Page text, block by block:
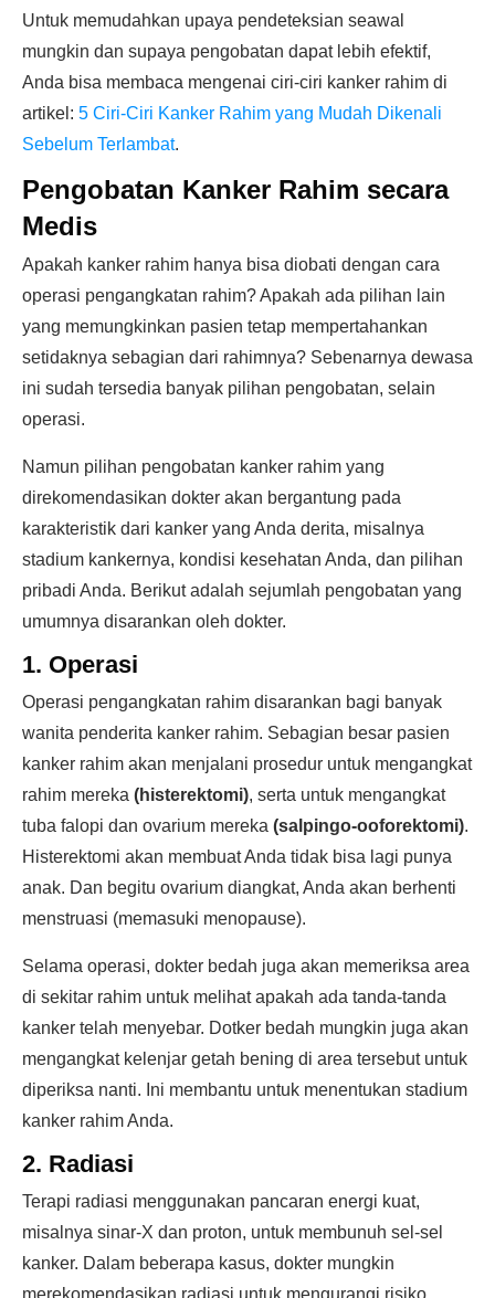
Untuk memudahkan upaya pendeteksian seawal
mungkin dan supaya pengobatan dapat lebih efektif,
Anda bisa membaca mengenai ciri-ciri kanker rahim di
artikel: 5 Ciri-Ciri Kanker Rahim yang Mudah Dikenali
Sebelum Terlambat.
Pengobatan Kanker Rahim secara
Medis
Apakah kanker rahim hanya bisa diobati dengan cara
operasi pengangkatan rahim? Apakah ada pilihan lain
yang memungkinkan pasien tetap mempertahankan
setidaknya sebagian dari rahimnya? Sebenarnya dewasa
ini sudah tersedia banyak pilihan pengobatan, selain
operasi.
Namun pilihan pengobatan kanker rahim yang
direkomendasikan dokter akan bergantung pada
karakteristik dari kanker yang Anda derita, misalnya
stadium kankernya, kondisi kesehatan Anda, dan pilihan
pribadi Anda. Berikut adalah sejumlah pengobatan yang
umumnya disarankan oleh dokter.
1. Operasi
Operasi pengangkatan rahim disarankan bagi banyak
wanita penderita kanker rahim. Sebagian besar pasien
kanker rahim akan menjalani prosedur untuk mengangkat
rahim mereka (histerektomi), serta untuk mengangkat
tuba falopi dan ovarium mereka (salpingo-ooforektomi).
Histerektomi akan membuat Anda tidak bisa lagi punya
anak. Dan begitu ovarium diangkat, Anda akan berhenti
menstruasi (memasuki menopause).
Selama operasi, dokter bedah juga akan memeriksa area
di sekitar rahim untuk melihat apakah ada tanda-tanda
kanker telah menyebar. Dotker bedah mungkin juga akan
mengangkat kelenjar getah bening di area tersebut untuk
diperiksa nanti. Ini membantu untuk menentukan stadium
kanker rahim Anda.
2. Radiasi
Terapi radiasi menggunakan pancaran energi kuat,
misalnya sinar-X dan proton, untuk membunuh sel-sel
kanker. Dalam beberapa kasus, dokter mungkin
merekomendasikan radiasi untuk mengurangi risiko